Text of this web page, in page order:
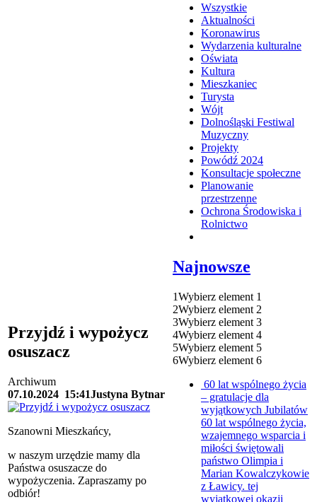
Przyjdź i wypożycz
osuszacz
Archiwum
07.10.2024 15:41Justyna Bytnar
Szanowni Mieszkańcy,
w naszym urzędzie mamy dla
Państwa osuszacze do
wypożyczenia. Zapraszamy po
odbiór!
Wszystkie
Aktualności
Koronawirus
Wydarzenia kulturalne
Oświata
Kultura
Mieszkaniec
Turysta
Wójt
Dolnośląski Festiwal
Muzyczny
Projekty
Powódź 2024
Konsultacje społeczne
Planowanie
przestrzenne
Ochrona Środowiska i
Rolnictwo
Najnowsze
1Wybierz element 1
2Wybierz element 2
3Wybierz element 3
4Wybierz element 4
5Wybierz element 5
6Wybierz element 6
60 lat wspólnego życia
– gratulacje dla
wyjątkowych Jubilatów
60 lat wspólnego życia,
wzajemnego wsparcia i
miłości świętowali
państwo Olimpia i
Marian Kowalczykowie
z Ławicy. tej
wyjątkowej okazji